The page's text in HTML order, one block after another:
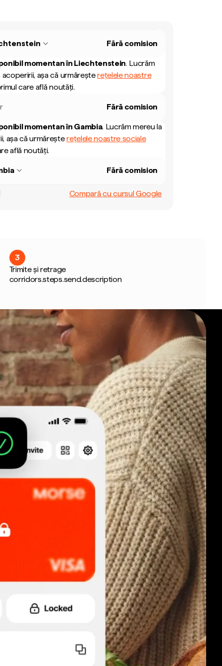
Fără comision
momentan în Liechtenstein. Lucrăm
acoperirii, așa că urmăreșterețelele noastre
care află noutăți.
Fără comision
momentan în Gambia. Lucrăm mereu la
așa că urmăreșterețelele noastre sociale
află noutăți.
Fără comision
Compară cu cursul Google
3
Trimite și retrage
corridors.steps.send.description